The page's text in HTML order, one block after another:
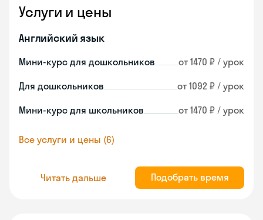
Услуги и цены
Английский язык
Мини-курс для дошкольников от 1470 ₽ / урок
Для дошкольников от 1092 ₽ / урок
Мини-курс для школьников от 1470 ₽ / урок
Все услуги и цены (6)
Читать дальше Подобрать время